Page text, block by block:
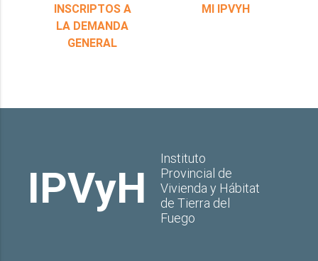
INSCRIPTOS A
LA DEMANDA
GENERAL
MI IPVYH
IPVyH
Instituto
Provincial de
Vivienda y Hábitat
de Tierra del
Fuego